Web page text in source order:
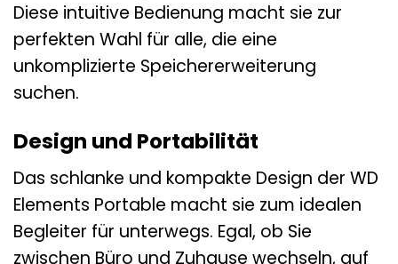
Diese intuitive Bedienung macht sie zur
perfekten Wahl für alle, die eine
unkomplizierte Speichererweiterung
suchen.
Design und Portabilität
Das schlanke und kompakte Design der WD
Elements Portable macht sie zum idealen
Begleiter für unterwegs. Egal, ob Sie
zwischen Büro und Zuhause wechseln, auf